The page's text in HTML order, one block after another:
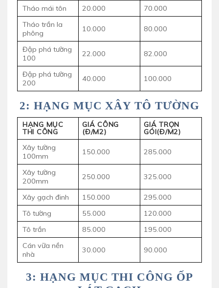
Tháo mái tôn 20.000
70.000
Tháo trần la
phông
10.000 80.000
Đập phá tường
100
22.000 82.000
Đập phá tường
200
40.000 100.000
2: HẠNG MỤC XÂY TÔ TƯỜNG
HẠNG MỤC
THI CÔNG
GIÁ CÔNG
(Đ/M2)
GIÁ TRỌN
GÓI(Đ/M2)
Xây tường
100mm
150.000 285.000
Xây tường
200mm
250.000 325.000
Xây gạch đinh 150.000
295.000
Tô tường
55.000
120.000
Tô trần
85.000
195.000
Cán vữa nền
nhà
30.000 90.000
3: HẠNG MỤC THI CÔNG ỐP